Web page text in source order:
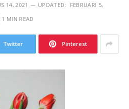
14, 2021 UPDATED:
FEBRUARI 5,
1 MIN READ
Twitter Pinterest